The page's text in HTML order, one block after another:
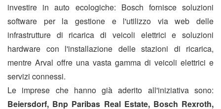
investire in auto ecologiche: Bosch fornisce soluzioni
software per la gestione e l'utilizzo via web delle
infrastrutture di ricarica di veicoli elettrici e soluzioni
hardware con l'installazione delle stazioni di ricarica,
mentre Arval offre una vasta gamma di veicoli elettrici e
servizi connessi.
Le imprese che hanno già aderito all'iniziativa sono:
Beiersdorf, Bnp Paribas Real Estate, Bosch Rexroth,